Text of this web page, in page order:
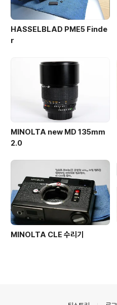
HASSELBLAD PME5 Finde
r
MINOLTA new MD 135mm
2.0
MINOLTA CLE 수리기